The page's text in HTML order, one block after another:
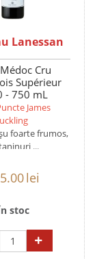
Lanessan
Cru
Supérieur
- 750 mL
James
foarte frumos,
...
lei
stoc